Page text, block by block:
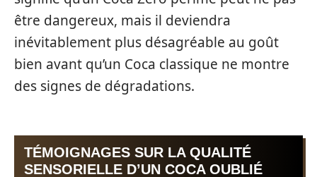
être dangereux, mais il deviendra
inévitablement plus désagréable au goût
bien avant qu’un Coca classique ne montre
des signes de dégradations.
TÉMOIGNAGES SUR LA QUALITÉ
SENSORIELLE D’UN COCA OUBLIÉ